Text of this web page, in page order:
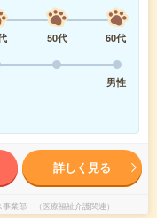
50代
60代
男性
詳しく見る
業部 （医療福祉介護関連）